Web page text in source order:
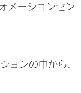
メーションセン
ョンの中から、